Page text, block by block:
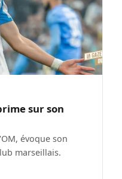
sur son
évoque son
marseillais.